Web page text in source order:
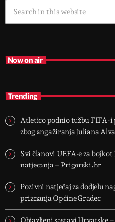
Now on air
Trending
Atletico podnio tužbu FIFA-i
zbog angažiranja Juliana
Svi članovi UEFA-e za
natjecanja – Prigorski.hr
Pozivni natječaj za dodjelu
priznanja Općine Gradec
Objavljeni sastavi Hrvatske